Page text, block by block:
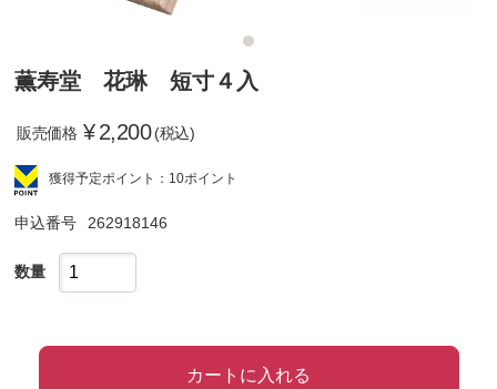
薫寿堂 花琳 短寸４入
販売価格 ¥2,200 (税込)
獲得予定ポイント：10ポイント
申込番号 262918146
数量
カートに入れる